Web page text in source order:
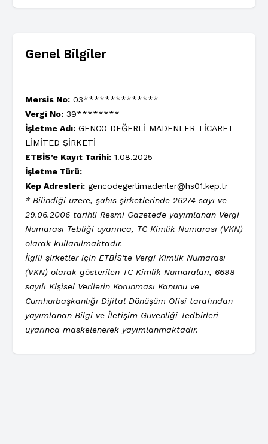
Genel Bilgiler
Mersis No: 03**************
Vergi No: 39********
İşletme Adı: GENCO DEĞERLİ MADENLER TİCARET
LİMİTED ŞİRKETİ
ETBİS’e Kayıt Tarihi: 1.08.2025
İşletme Türü:
Kep Adresleri: gencodegerlimadenler@hs01.kep.tr
* Bilindiği üzere, şahıs şirketlerinde 26274 sayı ve
29.06.2006 tarihli Resmi Gazetede yayımlanan Vergi
Numarası Tebliği uyarınca, TC Kimlik Numarası (VKN)
olarak kullanılmaktadır.
İlgili şirketler için ETBİS'te Vergi Kimlik Numarası
(VKN) olarak gösterilen TC Kimlik Numaraları, 6698
sayılı Kişisel Verilerin Korunması Kanunu ve
Cumhurbaşkanlığı Dijital Dönüşüm Ofisi tarafından
yayımlanan Bilgi ve İletişim Güvenliği Tedbirleri
uyarınca maskelenerek yayımlanmaktadır.